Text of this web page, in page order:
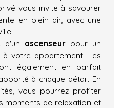
vous invite à savourer
en plein air, avec une
d'un ascenseur pour un
votre appartement. Les
également en parfait
à chaque détail. En
vous pourrez profiter
moments de relaxation et